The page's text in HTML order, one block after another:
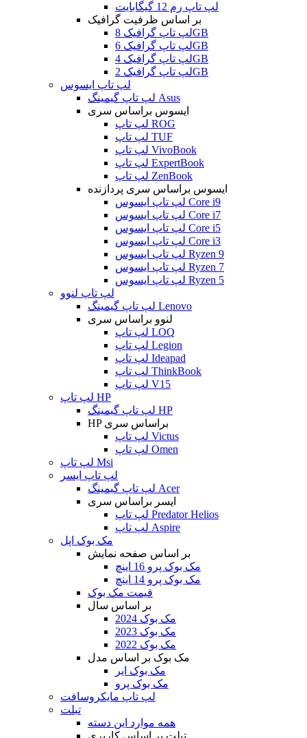
لپ تاپ رم 12 گیگابایت
بر اساس ظرفیت گرافیک
لپ تاپ گرافیک 8GB
لپ تاپ گرافیک 6GB
لپ تاپ گرافیک 4GB
لپ تاپ گرافیک 2GB
لپ تاپ ایسوس
لپ تاپ گیمینگ Asus
ایسوس براساس سری
لپ تاپ ROG
لپ تاپ TUF
لپ تاپ VivoBook
لپ تاپ ExpertBook
لپ تاپ ZenBook
ایسوس براساس سری پردازنده
لپ تاپ ایسوس Core i9
لپ تاپ ایسوس Core i7
لپ تاپ ایسوس Core i5
لپ تاپ ایسوس Core i3
لپ تاپ ایسوس Ryzen 9
لپ تاپ ایسوس Ryzen 7
لپ تاپ ایسوس Ryzen 5
لپ تاپ لنوو
لپ تاپ گیمینگ Lenovo
لنوو براساس سری
لپ تاپ LOQ
لپ تاپ Legion
لپ تاپ Ideapad
لپ تاپ ThinkBook
لپ تاپ V15
لپ تاپ HP
لپ تاپ گیمینگ HP
HP براساس سری
لپ تاپ Victus
لپ تاپ Omen
لپ تاپ Msi
لپ تاپ ایسر
لپ تاپ گیمینگ Acer
ایسر براساس سری
لپ تاپ Predator Helios
لپ تاپ Aspire
مک بوک اپل
بر اساس صفحه نمایش
مک بوک پرو 16 اینچ
مک بوک پرو 14 اینچ
قیمت مک بوک
بر اساس سال
مک بوک 2024
مک بوک 2023
مک بوک 2022
مک بوک بر اساس مدل
مک بوک ایر
مک بوک پرو
لپ تاپ مایکروسافت
تبلت
همه موارد این دسته
تبلت بر اساس کاربری